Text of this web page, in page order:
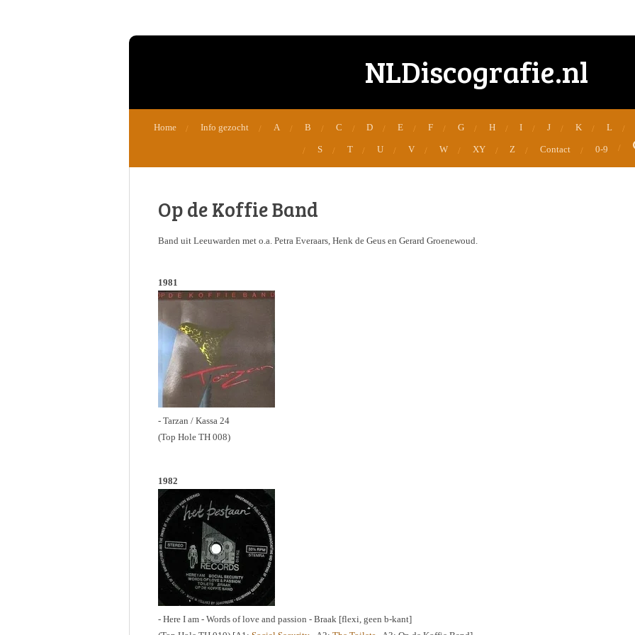
NLDiscografie.nl
Home Info gezocht A B C D E F G H I J K L
S T U V W XY Z Contact 0-9
Op de Koffie Band
Band uit Leeuwarden met o.a. Petra Everaars, Henk de Geus en Gerard Groenewoud.
1981
- Tarzan / Kassa 24
(Top Hole TH 008)
1982
- Here I am - Words of love and passion - Braak [flexi, geen b-kant]